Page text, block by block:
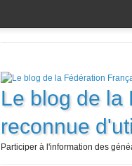
Le blog de la
reconnue
Participer à l'information des